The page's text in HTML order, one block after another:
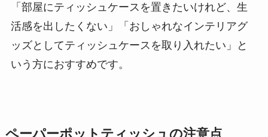
「部屋にティッシュケースを置きたいけれど、生
活感を出したくない」「おしゃれなインテリアグ
ッズとしてティッシュケースを取り入れたい」と
いう方におすすめです。
ペーパーポットティッシュの注意点